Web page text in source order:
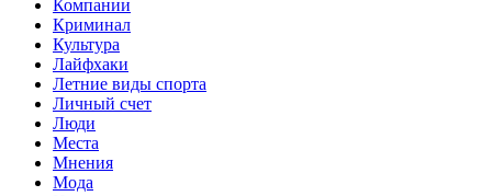
Компании
Криминал
Культура
Лайфхаки
Летние виды спорта
Личный счет
Люди
Места
Мнения
Мода